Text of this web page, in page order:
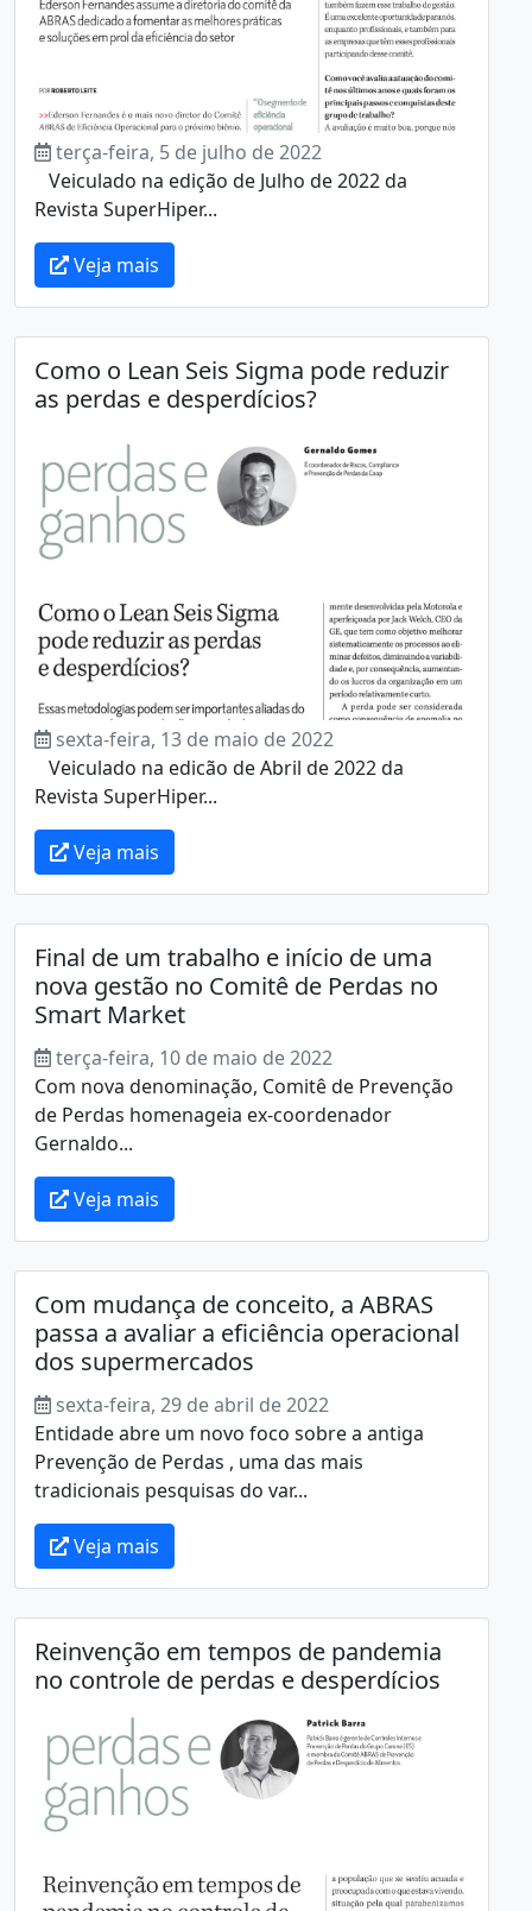
terça-feira, 5 de julho de 2022
Veiculado na edição de Julho de 2022 da
Revista SuperHiper...
Veja mais
Como o Lean Seis Sigma pode reduzir
as perdas e desperdícios?
sexta-feira, 13 de maio de 2022
Veiculado na edicão de Abril de 2022 da
Revista SuperHiper...
Veja mais
Final de um trabalho e início de uma
nova gestão no Comitê de Perdas no
Smart Market
terça-feira, 10 de maio de 2022
Com nova denominação, Comitê de Prevenção
de Perdas homenageia ex-coordenador
Gernaldo...
Veja mais
Com mudança de conceito, a ABRAS
passa a avaliar a eficiência operacional
dos supermercados
sexta-feira, 29 de abril de 2022
Entidade abre um novo foco sobre a antiga
Prevenção de Perdas , uma das mais
tradicionais pesquisas do var...
Veja mais
Reinvenção em tempos de pandemia
no controle de perdas e desperdícios